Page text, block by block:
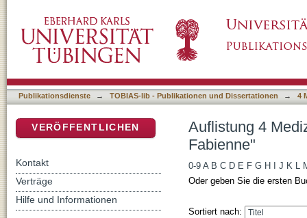
Publikationsdienste → TOBIAS-lib - Publikationen und Dissertationen → 4
Auflistung 4
Fabienne"
0-9 A B C D E F G H J K L
Oder geben Sie die ersten
Sortiert nach:
VERÖFFENTLICHEN
Kontakt
Verträge
Hilfe und Informationen